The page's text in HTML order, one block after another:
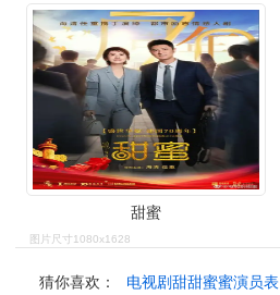
甜蜜
图片尺寸1080x1628
猜你喜欢： 电视剧甜甜蜜蜜演员表